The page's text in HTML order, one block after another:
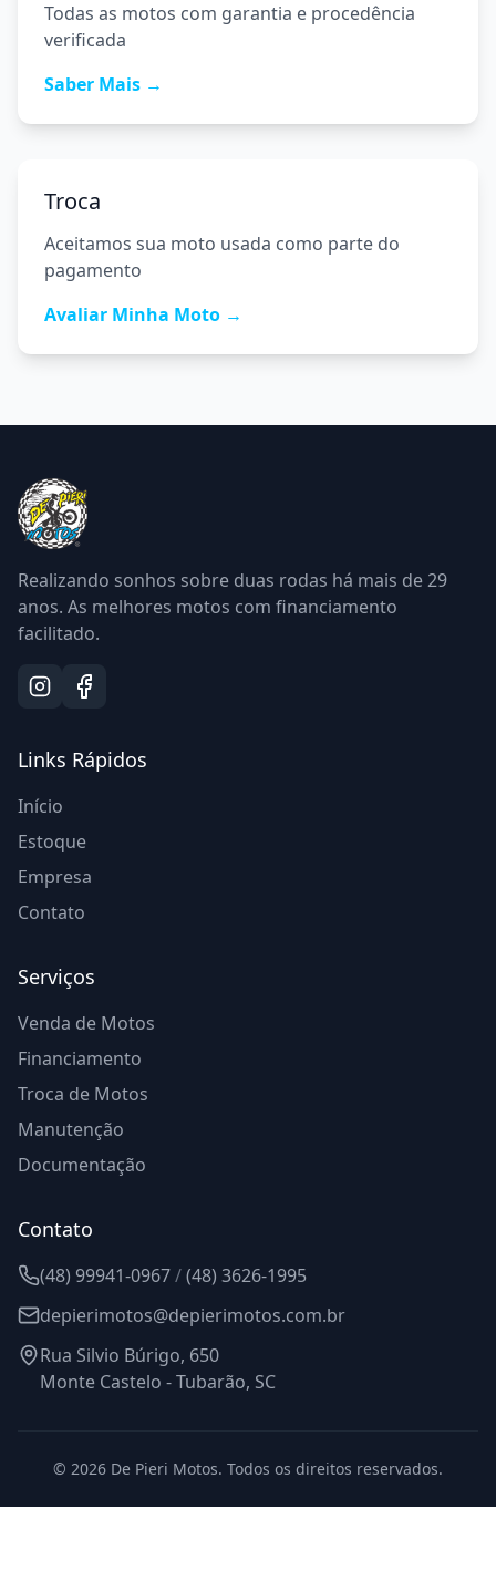
Todas as motos com garantia e procedência
verificada
Saber Mais →
Troca
Aceitamos sua moto usada como parte do
pagamento
Avaliar Minha Moto →
Realizando sonhos sobre duas rodas há mais de29
anos. As melhores motos com financiamento
facilitado.
Links Rápidos
Início
Estoque
Empresa
Contato
Serviços
Venda de Motos
Financiamento
Troca de Motos
Manutenção
Documentação
Contato
(48) 99941-0967/(48) 3626-1995
depierimotos@depierimotos.com.br
Rua Silvio Búrigo, 650
Monte Castelo - Tubarão, SC
© 2026 De Pieri Motos. Todos os direitos reservados.